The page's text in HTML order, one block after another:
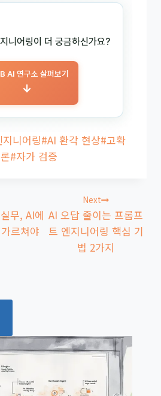
니어링이 더 궁금하신가요?
AI 연구소 살펴보기
→
니어링#AI 환각 현상#고확
#자가 검증
무, AI에
르쳐야
Next
AI 오답 줄이는 프롬프
트 엔지니어링 핵심 기
법 2가지